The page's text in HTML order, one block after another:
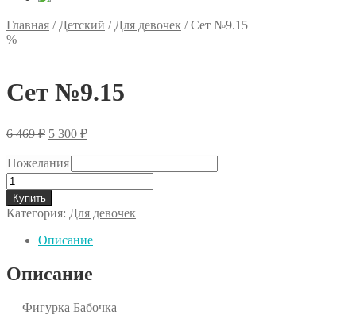
Главная / Детский / Для девочек /Сет №9.15
%
Сет №9.15
6 469₽ Первоначальная
составляла
6
469 ₽.
5 300 ₽Текущая
5
300 ₽.
Пожелания
Количество
товара
Сет
№9.15
Купить
Категория: Для девочек
Описание
Описание
— Фигурка Бабочка